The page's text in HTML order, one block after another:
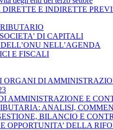
E INDIRETTE
DI CAPITALI
NELL’AGENDA
E FISCALI
ORGANI DI
AMMINISTRAZIONE E
ANALISI,
BILANCIO E
OPPORTUNITA’ DELLA